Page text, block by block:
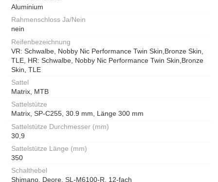
Aluminium
Rahmenschloss Ja/Nein
nein
Reifenbezeichnung
VR: Schwalbe, Nobby Nic Performance Twin Skin,Bronze Skin,
TLE, HR: Schwalbe, Nobby Nic Performance Twin Skin,Bronze
Skin, TLE
Sattel
Matrix, MTB
Sattelstütze
Matrix, SP-C255, 30.9 mm, Länge 300 mm
Sattelstütze Durchmesser (mm)
30,9
Sattelstütze Länge (mm)
350
Schalthebel
Shimano, Deore, SL-M6100-R, 12-fach